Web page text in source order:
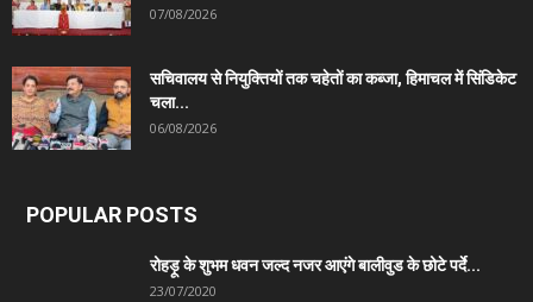
07/08/2026
सचिवालय से नियुक्तियों तक चहेतों का कब्जा, हिमाचल में सिंडिकेट
चला...
06/08/2026
POPULAR POSTS
रोहड़ू के शुभम धवन जल्द नजर आएंगे बालीवुड के छोटे पर्दे...
23/07/2020